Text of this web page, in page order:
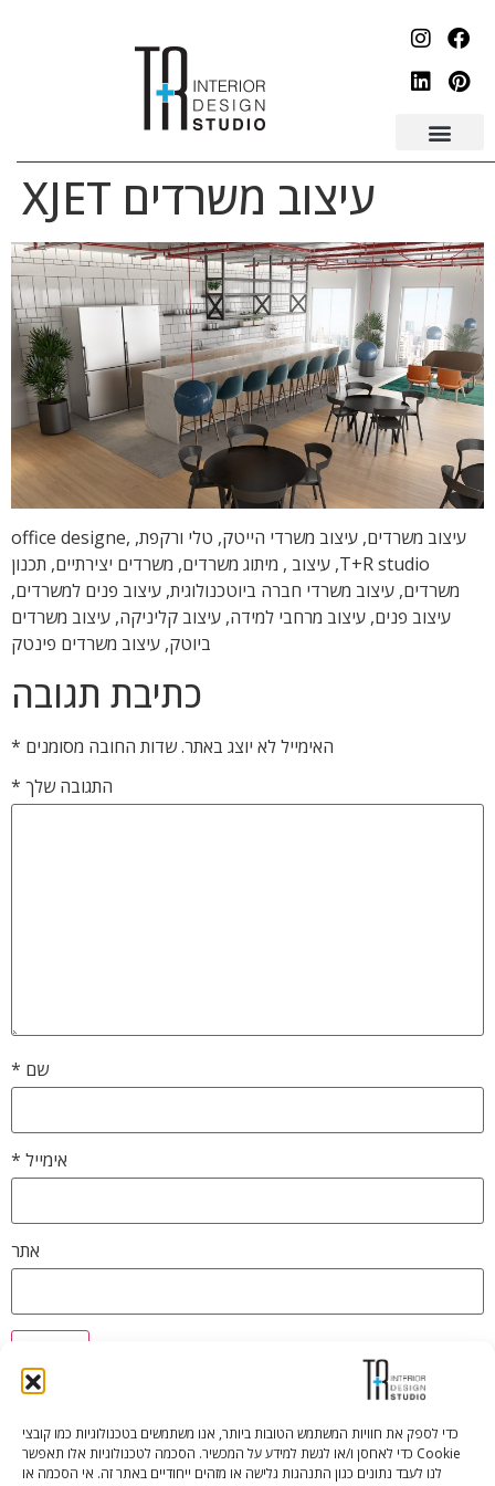
כדי לספק את חוויות המשתמש הטובות ביותר, אנו משתמשים בטכנולוגיות כמו קובצי
Cookie כדי לאחסן ו/או לגשת למידע על המכשיר. הסכמה לטכנולוגיות אלו תאפשר
לנו לעבד נתונים כגון התנהגות גלישה או מזהים ייחודיים באתר זה. אי הסכמה או
עיצוב משרדים XJET
עיצוב משרדים, עיצוב משרדי הייטק, טלי ורקפת, office designe,
T+R studio, עיצוב , מיתוג משרדים, משרדים יצירתיים, תכנון
משרדים, עיצוב משרדי חברה ביוטכנולוגית, עיצוב פנים למשרדים,
עיצוב פנים, עיצוב מרחבי למידה, עיצוב קליניקה, עיצוב משרדים
ביוטק, עיצוב משרדים פינטק
כתיבת תגובה
האימייל לא יוצג באתר.שדות החובה מסומנים *
התגובה שלך *
שם *
אימייל *
אתר
Tali Shenfeld:052.620.2446